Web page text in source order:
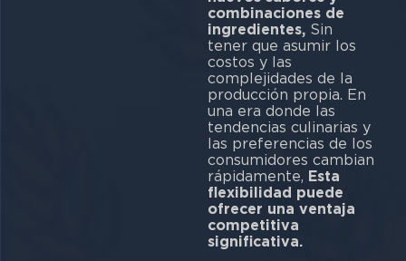
combinaciones de
ingredientes,Sin
tener que asumir los
costos y las
complejidades de la
producción propia. En
una era donde las
tendencias culinarias y
las preferencias de los
consumidores cambian
rápidamente, Esta
flexibilidad puede
ofrecer una ventaja
competitiva
significativa.